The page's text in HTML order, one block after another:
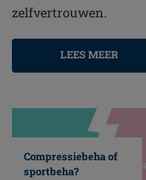
zelfvertrouwen.
LEES MEER
Compressiebeha of
sportbeha?